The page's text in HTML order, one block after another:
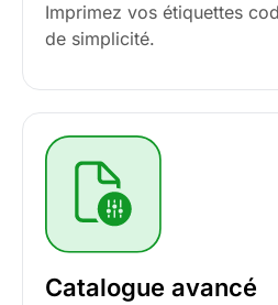
Imprimez vos étiquettes
de simplicité.
Catalogue avancé